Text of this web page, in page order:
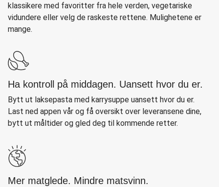
klassikere med favoritter fra hele verden, vegetariske
vidundere eller velg de raskeste rettene. Mulighetene er
mange.
Ha kontroll på middagen. Uansett hvor du er.
Bytt ut laksepasta med karrysuppe uansett hvor du er.
Last ned appen vår og få oversikt over leveransene dine,
bytt ut måltider og gled deg til kommende retter.
Mer matglede. Mindre matsvinn.